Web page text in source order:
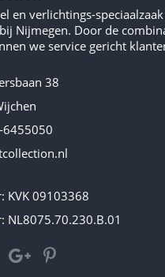
en verlichtings-
Nijmegen. Door de
we service gericht
38
6455050
KVK 09103368
NL8075.70.230.B.01